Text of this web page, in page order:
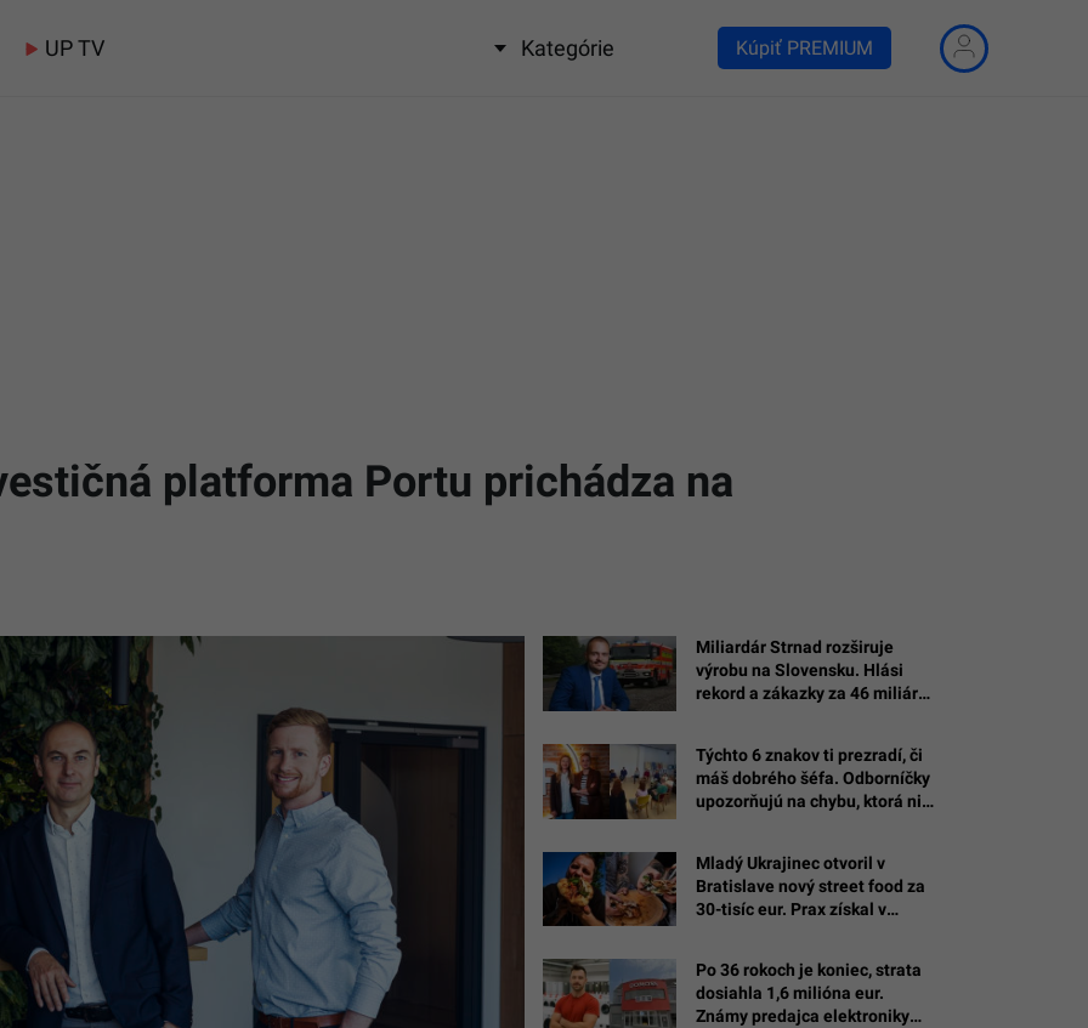
UP TV Kategórie Kúpiť PREMIUM
platforma Portu prichádza na
Miliardár Strnad rozširuje
výrobu na Slovensku. Hlási
rekord a zákazky za 46 miliárd
Týchto 6 znakov ti prezradí, či
máš dobrého šéfa. Odborníčky
upozorňujú na chybu, ktorá ničí
Mladý Ukrajinec otvoril v
Bratislave nový street food za
30-tisíc eur. Prax získal v
Po 36 rokoch je koniec, strata
dosiahla 1,6 milióna eur.
Známy predajca elektroniky